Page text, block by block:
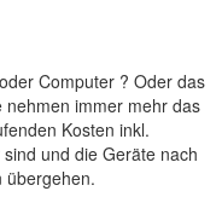
Computer ? Oder das
nehmen immer mehr das
Kosten inkl.
und die Geräte nach
übergehen.